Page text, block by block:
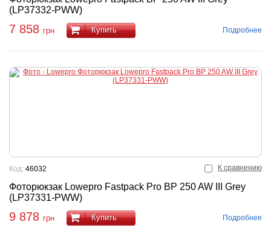
(LP37332-PWW)
7 858 грн Купить Подробнее
К сравнению
Фоторюкзак Lowepro Fastpack Pro BP 250 AW III Grey
(LP37331-PWW)
Код: 46032
9 878 грн Купить Подробнее